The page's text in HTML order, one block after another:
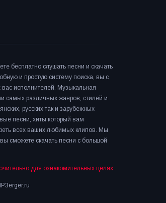
бесплатно слушать песни и скачать
и простую систему поиска, вы с
исполнителей. Музыкальная
самых различных жанров, стилей и
русских так и зарубежных
песни, хиты который вам
всех ваших любимых клипов. Мы
сможете скачать песни с большой
для ознакомительных целях.